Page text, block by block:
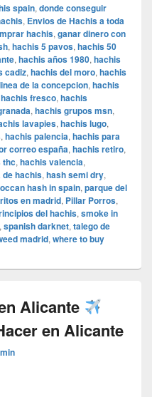
spain, donde conseguir
, Envios de Hachis a toda
hachis, ganar dinero con
, hachis 5 pavos, hachis 50
, hachis años 1980, hachis
cadiz, hachis del moro, hachis
de la concepcion, hachis
hachis fresco, hachis
, hachis grupos msn,
lavapies, hachis lugo,
, hachis palencia, hachis para
correo españa, hachis retiro,
thc, hachis valencia,
de hachis, hash semi dry,
hash in spain, parque del
en madrid, Pillar Porros,
del hachis, smoke in
, spanish darknet, talego de
madrid, where to buy
Alicante
en Alicante